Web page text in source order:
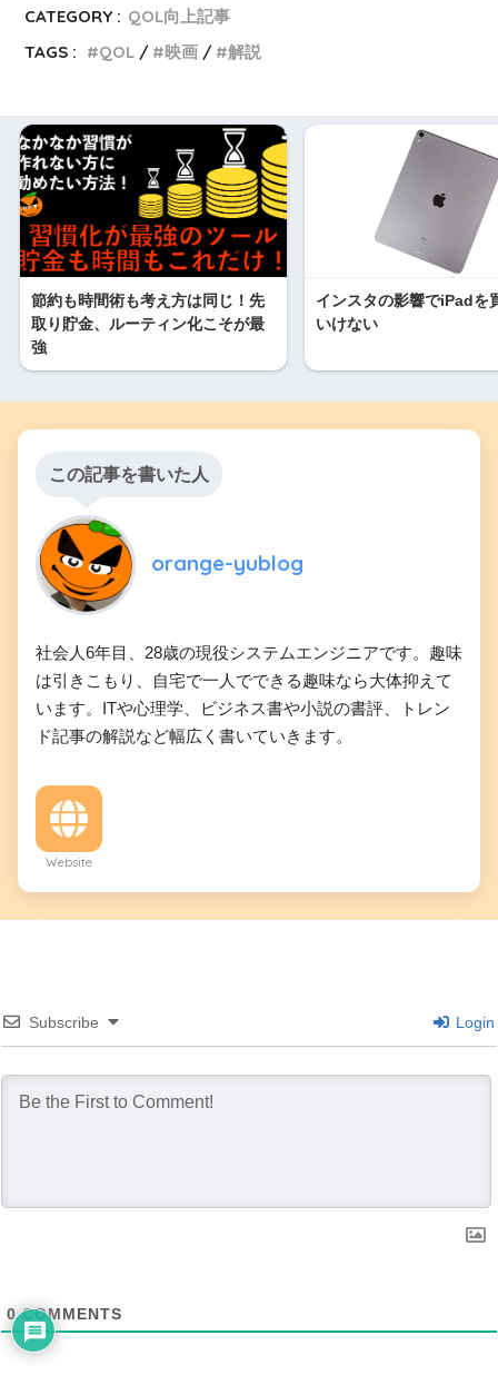
CATEGORY : QOL向上記事
TAGS :
QOL 映画 解説
節約も時間術も考え方は同じ！先
取り貯金、ルーティン化こそが最
強
インスタの影響でiPadを
いけない
この記事を書いた人
orange-yublog
社会人6年目、28歳の現役システムエンジニアです。趣味
は引きこもり、自宅で一人でできる趣味なら大体抑えて
います。ITや心理学、ビジネス書や小説の書評、トレン
ド記事の解説など幅広く書いていきます。
Website
Subscribe Login
0COMMENTS